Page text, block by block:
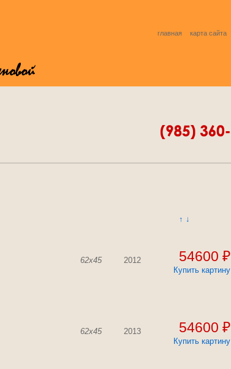
главная карта сайта
↑ ↓
62x45 2012 54600 ₽
Купить картину
62x45 2013 54600 ₽
Купить картину